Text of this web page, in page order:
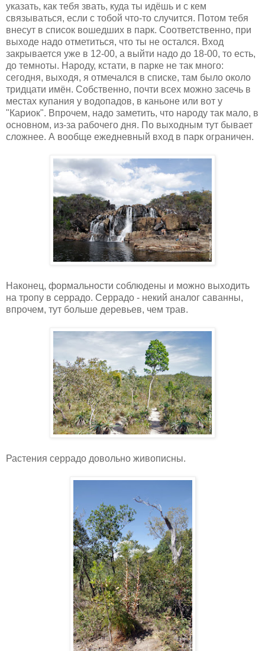
указать, как тебя звать, куда ты идёшь и с кем
связываться, если с тобой что-то случится. Потом тебя
внесут в список вошедших в парк. Соответственно, при
выходе надо отметиться, что ты не остался. Вход
закрывается уже в 12-00, а выйти надо до 18-00, то есть,
до темноты. Народу, кстати, в парке не так много:
сегодня, выходя, я отмечался в списке, там было около
тридцати имён. Собственно, почти всех можно засечь в
местах купания у водопадов, в каньоне или вот у
"Кариок". Впрочем, надо заметить, что народу так мало, в
основном, из-за рабочего дня. По выходным тут бывает
сложнее. А вообще ежедневный вход в парк ограничен.
Наконец, формальности соблюдены и можно выходить
на тропу в серрадо. Серрадо - некий аналог саванны,
впрочем, тут больше деревьев, чем трав.
Растения серрадо довольно живописны.